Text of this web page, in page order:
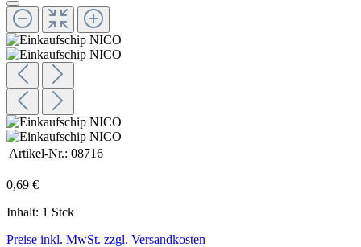
Artikel-Nr.: 08716
0,69 €
Inhalt: 1 Stck
Preise inkl. MwSt. zzgl. Versandkosten